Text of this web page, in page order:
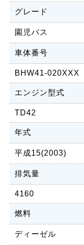
グレード
園児バス
車体番号
BHW41-020XXX
エンジン型式
TD42
年式
平成15(2003)
排気量
4160
燃料
ディーゼル